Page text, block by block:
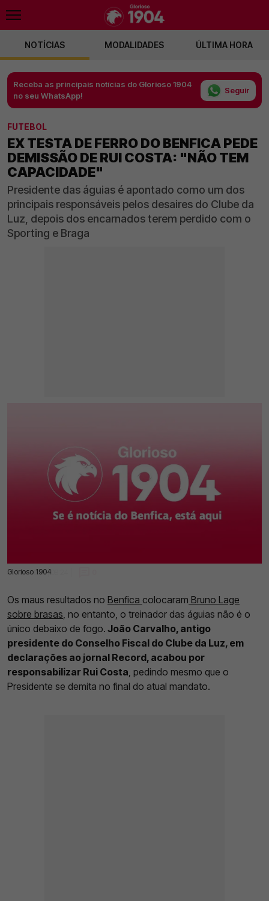
NOTÍCIAS MODALIDADES ÚLTIMA HORA
Receba as principais notícias do Glorioso 1904
no seu WhatsApp!
Seguir
FUTEBOL
EX TESTA DE FERRO DO BENFICA PEDE
DEMISSÃO DE RUI COSTA: "NÃO TEM
CAPACIDADE"
Presidente das águias é apontado como um dos
principais responsáveis pelos desaires do Clube da
Luz, depois dos encarnados terem perdido com o
Sporting e Braga
Glorioso 1904
06 Jan 2025 | 08:24 |
Os maus resultados no Benfica colocaram Bruno Lage
sobre brasas, no entanto, o treinador das águias não é o
único debaixo de fogo. João Carvalho, antigo
presidente do Conselho Fiscal do Clube da Luz, em
declarações ao jornal Record, acabou por
responsabilizar Rui Costa, pedindo mesmo que o
Presidente se demita no final do atual mandato.